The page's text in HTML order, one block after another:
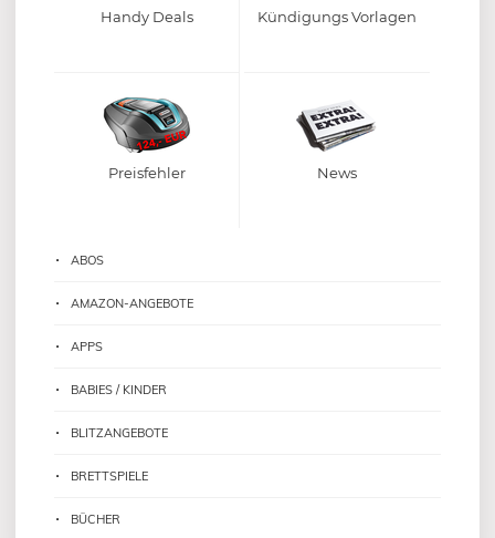
Handy Deals Kündigungs Vorlagen
Preisfehler News
ABOS
AMAZON-ANGEBOTE
APPS
BABIES / KINDER
BLITZANGEBOTE
BRETTSPIELE
BÜCHER